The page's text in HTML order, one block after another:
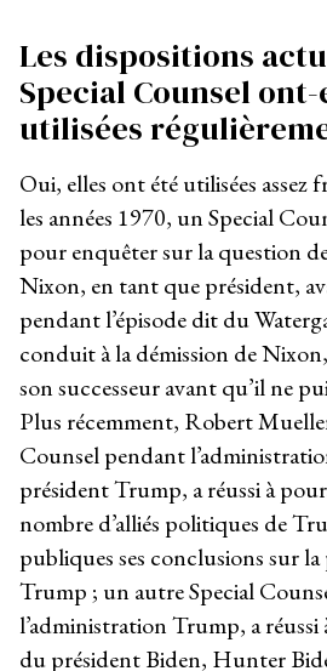
Les dispositions
Special Counsel
utilisées
Oui, elles ont été utilisées assez
les années 1970, un Special
pour enquêter sur la question
Nixon, en tant que président,
pendant l’épisode dit du
conduit à la démission de
son successeur avant qu’il ne
Plus récemment, Robert
Counsel pendant
président Trump, a réussi à
nombre d’alliés politiques de
publiques ses conclusions sur
Trump ; un autre Special
l’administration Trump, a réussi
du président Biden, Hunter